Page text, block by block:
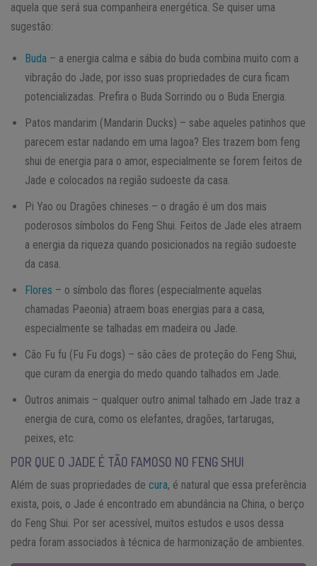
aquela que será sua companheira energética. Se quiser uma
sugestão:
Buda – a energia calma e sábia do buda combina muito com a
vibração do Jade, por isso suas propriedades de cura ficam
potencializadas. Prefira o Buda Sorrindo ou o Buda Energia.
Patos mandarim (Mandarin Ducks) – sabe aqueles patinhos que
parecem estar nadando em uma lagoa? Eles trazem bom feng
shui de energia para o amor, especialmente se forem feitos de
Jade e colocados na região sudoeste da casa.
Pi Yao ou Dragões chineses – o dragão é um dos mais
poderosos símbolos do Feng Shui. Feitos de Jade eles atraem
a energia da riqueza quando posicionados na região sudoeste
da casa.
Flores – o símbolo das flores (especialmente aquelas
chamadas Paeonia) atraem boas energias para a casa,
especialmente se talhadas em madeira ou Jade.
Cão Fu fu (Fu Fu dogs) – são cães de proteção do Feng Shui,
que curam da energia do medo quando talhados em Jade.
Outros animais – qualquer outro animal talhado em Jade traz a
energia de cura, como os elefantes, dragões, tartarugas,
peixes, etc.
POR QUE O JADE É TÃO FAMOSO NO FENG SHUI
Além de suas propriedades de cura, é natural que essa preferência
exista, pois, o Jade é encontrado em abundância na China, o berço
do Feng Shui. Por ser acessível, muitos estudos e usos dessa
pedra foram associados à técnica de harmonização de ambientes.